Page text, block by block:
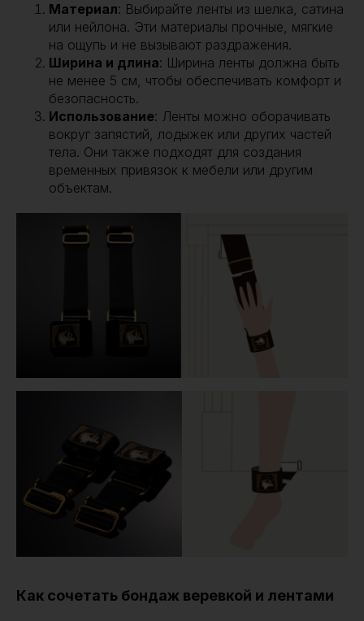
Материал: Выбирайте ленты из шелка, сатина
или нейлона. Эти материалы прочные, мягкие
на ощупь и не вызывают раздражения.
Ширина и длина: Ширина ленты должна быть
не менее 5 см, чтобы обеспечивать комфорт и
безопасность.
Использование: Ленты можно оборачивать
вокруг запястий, лодыжек или других частей
тела. Они также подходят для создания
временных привязок к мебели или другим
объектам.
Как сочетать бондаж веревкой и лентами